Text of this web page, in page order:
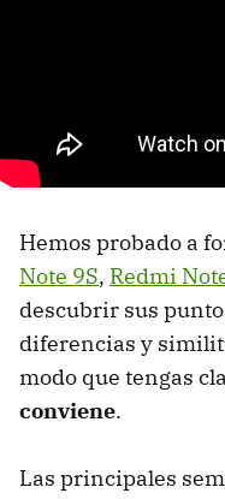
Hemos probado a
Note 9S, Redmi
descubrir sus
diferencias y
modo que tengas
conviene.
Las principales